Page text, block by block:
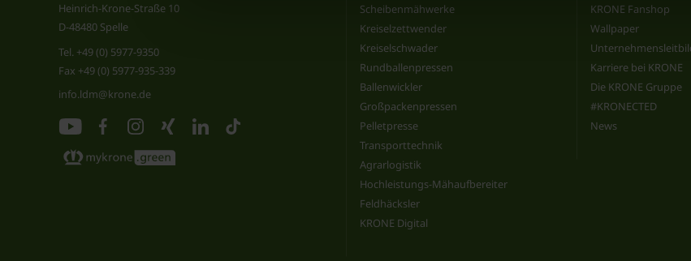
Heinrich-Krone-Straße 10
D-48480 Spelle
Tel. +49 (0) 5977-9350
Fax +49 (0) 5977-935-339
info.ldm@krone.de
Scheibenmähwerke
Kreiselzettwender
Kreiselschwader
Rundballenpressen
Ballenwickler
Großpackenpressen
Pelletpresse
Transporttechnik
Agrarlogistik
Hochleistungs-Mähaufbereiter
Feldhäcksler
KRONE Digital
KRONE Fanshop
Wallpaper
Karriere bei KRONE
Die KRONE Gruppe
#KRONECTED
News